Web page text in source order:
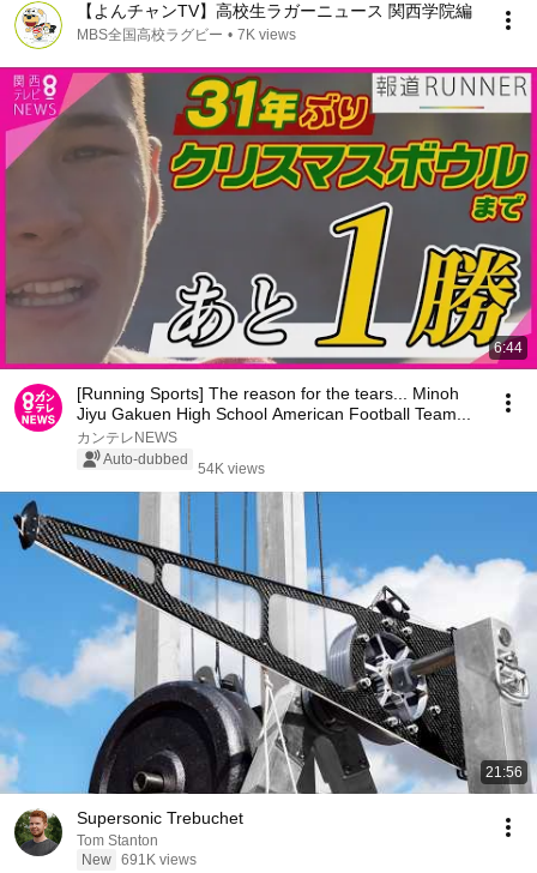
【よんチャンTV】高校生ラガーニュース 関西学院編
MBS全国高校ラグビー • 7K views
6:44
[Running Sports] The reason for the tears... Minoh
Jiyu Gakuen High School American Football Team...
カンテレNEWS
Auto-dubbed
54K views
21:56
Supersonic Trebuchet
Tom Stanton
New 691K views